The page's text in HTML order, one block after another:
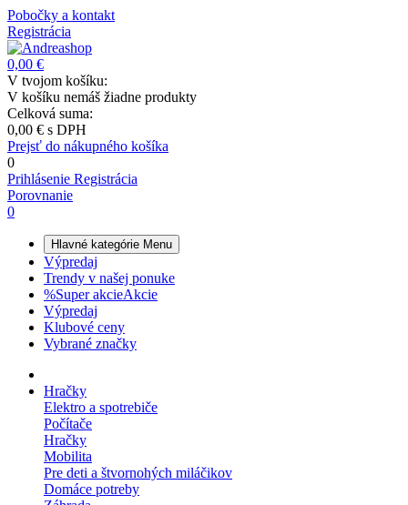
Pobočky a kontakt
Registrácia
0,00 €
V tvojom košíku:
V košíku nemáš žiadne produkty
Celková suma:
0,00 € s DPH
Prejsť do nákupného košíka
0
Prihlásenie Registrácia
Porovnanie
0
Hlavné kategórie Menu
Výpredaj
Trendy v našej ponuke
%Super akcieAkcie
Výpredaj
Klubové ceny
Vybrané značky
Hračky
Elektro a spotrebiče
Počítače
Hračky
Mobilita
Pre deti a štvornohých miláčikov
Domáce potreby